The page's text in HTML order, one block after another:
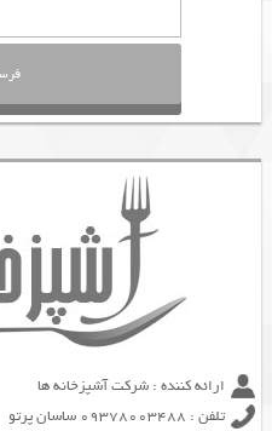
ارائه کننده : شرکت آشپزخانه ها
تلفن : 09378003488 ساسان پرتو